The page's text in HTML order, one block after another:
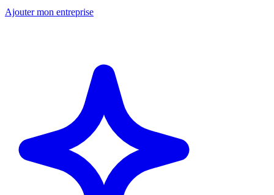
Ajouter mon entreprise